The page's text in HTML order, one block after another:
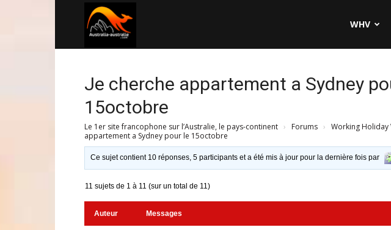
WHV
Je cherche appartement a Sydney
15octobre
Le 1er site francophone sur l’Australie, le pays-continent › Forums › Working Holiday
appartement a Sydney pour le 15octobre
Ce sujet contient 10 réponses, 5 participants et a été mis à jour pour la dernière fois par
11 sujets de 1 à 11 (sur un total de 11)
Auteur Messages